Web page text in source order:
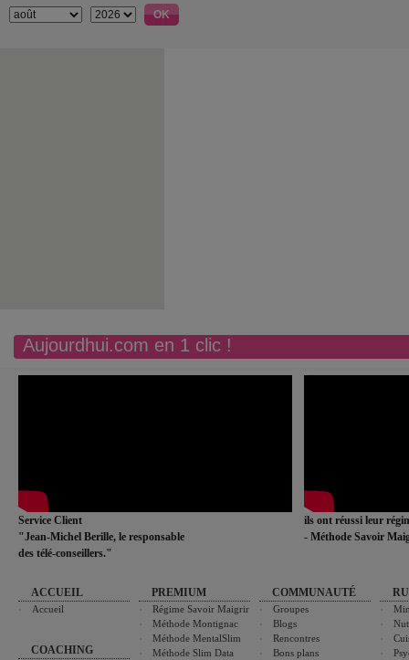
Aujourdhui.com en 1 clic !
Service Client
"Jean-Michel Berille, le responsable
des télé-conseillers."
ils ont réussi leur
- Méthode Savoir
ACCUEIL
Accueil
COACHING
PREMIUM
Régime Savoir Maigrir
Méthode Montignac
Méthode MentalSlim
Méthode Slim Data
COMMUNAUTÉ
Groupes
Blogs
Rencontres
Bons plans